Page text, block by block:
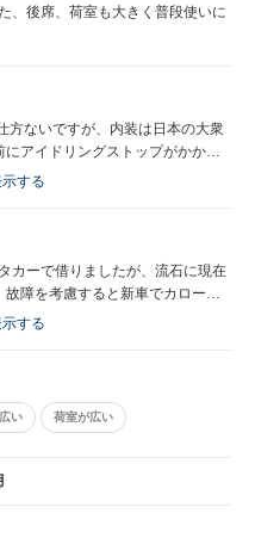
設計に疑問です。嫌なら毎度アイ
する
カーで借りましたが、流石に現在
する
い 荷室が広い